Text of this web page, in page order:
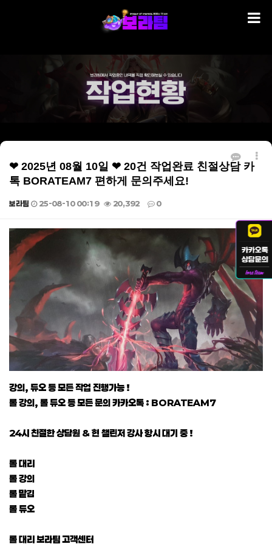
❤ 2025년 08월 10일 ❤ 20건 작업완료 친절상담 카
톡 BORATEAM7 편하게 문의주세요!
보라팀 25-08-10 00:19 20,392 0
본문
강의, 듀오 등 모든 작업 진행가능 !
롤 강의, 롤 듀오 등 모든 문의 카카오톡 : BORATEAM7
24시 친절한 상담원 & 현 챌린저 강사 항시 대기 중 !
롤 대리
롤 강의
롤 맡김
롤 듀오
롤 대리 보라팀 고객센터